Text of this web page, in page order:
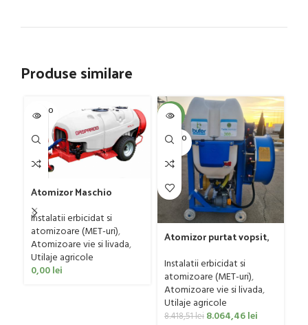
Produse similare
SOLD O
UT
Atomizor Maschio
Gaspardo model Futura
Avant 1000/800/121 E
Instalatii erbicidat si
atomizoare (MET-uri),
Atomizoare vie si livada,
Utilaje agricole
0,00lei
-4%
SOLD O
UT
Atomizor purtat vopsit,
Bufer, model Ronda
Clasic, 200 litri
Instalatii erbicidat si
atomizoare (MET-uri),
Atomizoare vie si livada,
Utilaje agricole
8.418,51lei 8.064,46lei